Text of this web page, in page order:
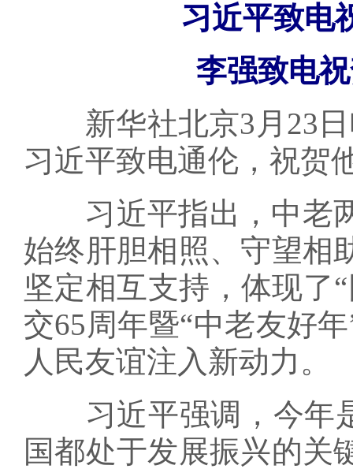
习近平致电
李强致电
新华社北京3月23日
习近平致电通伦，祝贺
习近平指出，中老两
始终肝胆相照、守望相
坚定相互支持，体现了
交65周年暨“中老友好
人民友谊注入新动力。
习近平强调，今年是
国都处于发展振兴的关